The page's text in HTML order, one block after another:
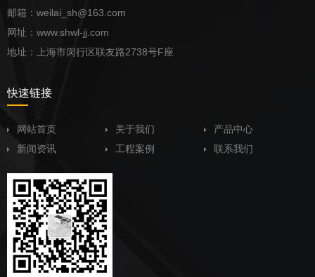
邮箱：weilai_sh@163.com
网址：www.shwl-jj.com
地址：上海市闵行区联友路2738号F座
快速链接
网站首页 关于我们
产品中心
新闻资讯
工程案例 联系我们